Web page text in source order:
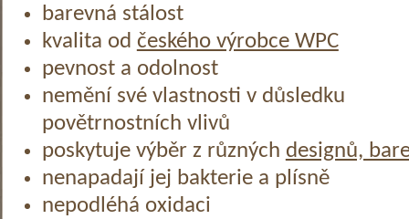
barevná stálost
kvalita od českého výrobce WPC
pevnost a odolnost
nemění své vlastnosti v důsledku
povětrnostních vlivů
poskytuje výběr z různých designů,
nenapadají jej bakterie a plísně
nepodléhá oxidaci